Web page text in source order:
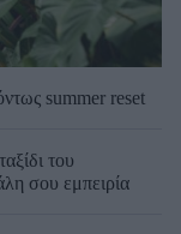
summer reset
του
σου εμπειρία